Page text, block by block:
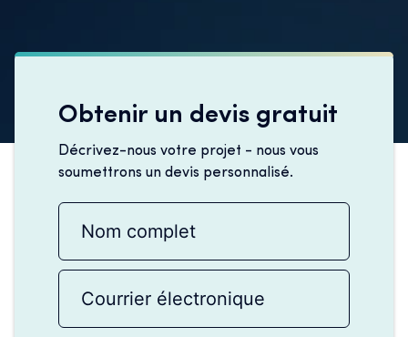
Obtenir un devis gratuit
Décrivez-nous votre projet - nous vous
soumettrons un devis personnalisé.